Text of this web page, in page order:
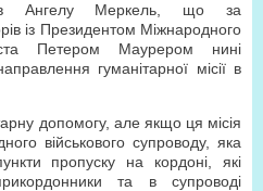
Ангелу Меркель, що за
із Президентом Міжнародного
Петером Маурером нині
гуманітарної місії в
допомогу, але якщо ця місія
військового супроводу, яка
пропуску на кордоні, які
та в супроводі